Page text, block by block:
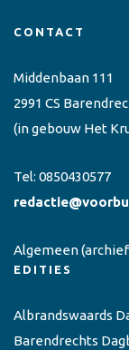
CONTACT
Middenbaan 111
2991 CS
(in gebouw Het
Tel: 0850430577
Algemeen
EDITIES
Albrandswaards
Barendrechts